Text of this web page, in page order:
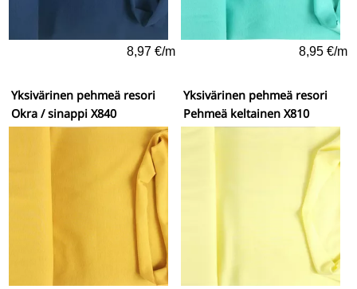
8,97 €/m 8,95 €/m
Yksivärinen pehmeä resori
Okra / sinappi X840
Yksivärinen pehmeä resori
Pehmeä keltainen X810